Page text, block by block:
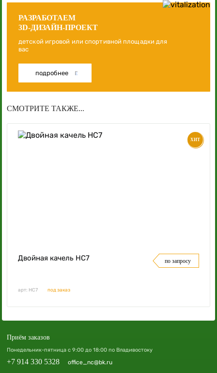
РАЗРАБОТАЕМ
3D-ДИЗАЙН-ПРОЕКТ
детской игровой или спортивной площадки для
вас
подробнее
СМОТРИТЕ ТАКЖЕ...
ХИТ
Двойная качель НС7 по запросу
арт: НС7 под заказ
Приём заказов
Понедельник-пятница с 9:00 до 18:00 по Владивостоку
+7 914 330 5328 office_nc@bk.ru